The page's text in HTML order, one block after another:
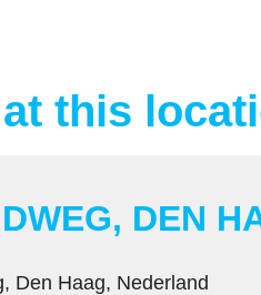
this
DEN
Den Haag, Nederland